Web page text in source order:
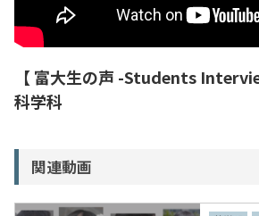
入試情報
教育・学生支援
【 富大生の声 -Students
科学科
関連動画